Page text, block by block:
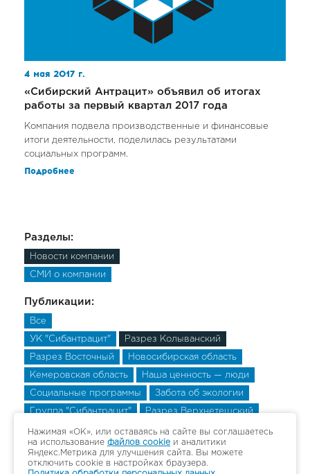
4 мая 2017 г.
«Сибирский Антрацит» объявил об итогах
работы за первый квартал 2017 года
Компания подвела производственные и финансовые
итоги деятельности, поделилась результатами
социальных программ.
Подробнее
Разделы:
Новости компании
СМИ о компании
Публикации:
Все
УК "Сибантрацит" Разрез Колыванский
Разрез Восточный Новосибирская область
Кемеровская область Наша ценность — люди
Социальные программы Забота об экологии
Группа "Сибантрацит" Разрез Верхнетешский
Разрез Верхнетешский Разрез Верхнетешский
Нажимая «ОК», или оставаясь на сайте вы соглашаетесь
на использование файлов cookie и аналитики
Яндекс.Метрика для улучшения сайта. Вы можете
отключить cookie в настройках браузера.